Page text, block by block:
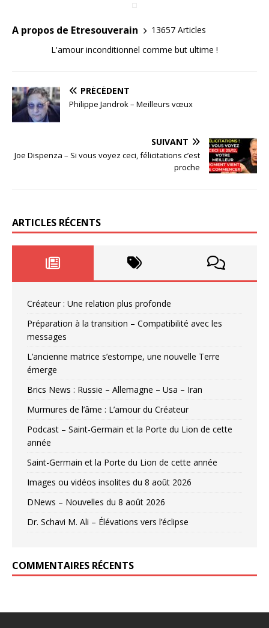
A propos de Etresouverain
13657 Articles
L'amour inconditionnel comme but ultime !
PRÉCÉDENT
Philippe Jandrok – Meilleurs vœux
SUIVANT
Joe Dispenza – Si vous voyez ceci, félicitations c’est
proche
ARTICLES RÉCENTS
Créateur : Une relation plus profonde
Préparation à la transition – Compatibilité avec les
messages
L’ancienne matrice s’estompe, une nouvelle Terre
émerge
Brics News : Russie – Allemagne – Usa – Iran
Murmures de l’âme : L’amour du Créateur
Podcast – Saint-Germain et la Porte du Lion de cette
année
Saint-Germain et la Porte du Lion de cette année
Images ou vidéos insolites du 8 août 2026
DNews – Nouvelles du 8 août 2026
Dr. Schavi M. Ali – Élévations vers l’éclipse
COMMENTAIRES RÉCENTS